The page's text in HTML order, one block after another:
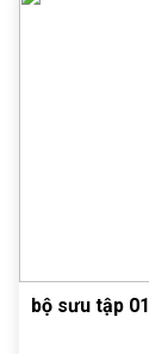
bộ sưu tập 01